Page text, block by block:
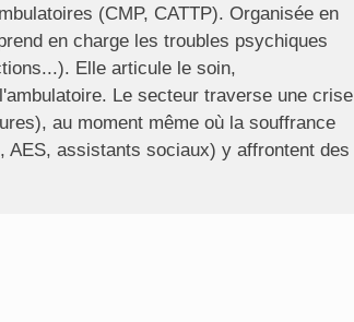
(CMP, CATTP). Organisée en
en charge les troubles psychiques
Elle articule le soin,
Le secteur traverse une crise
au moment même où la souffrance
assistants sociaux) y affrontent des